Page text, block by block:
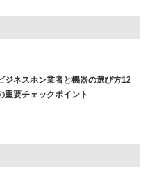
ジネスホン業者と機器の選び方12
重要チェックポイント